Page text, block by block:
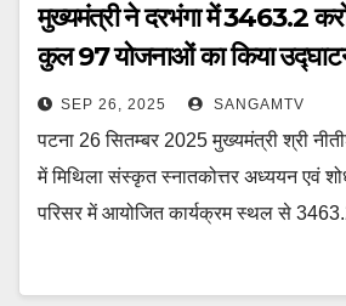
मुख्यमंत्री ने दरभंगा में 3463.2
कुल 97 योजनाओं का किया
लाभुकों से किया संवाद
SEP 26, 2025 SANGAMTV
पटना 26 सितम्बर 2025 मुख्यमंत्री श्री
में मिथिला संस्कृत स्नातकोत्तर अध्ययन एवं
परिसर में आयोजित कार्यक्रम स्थल से